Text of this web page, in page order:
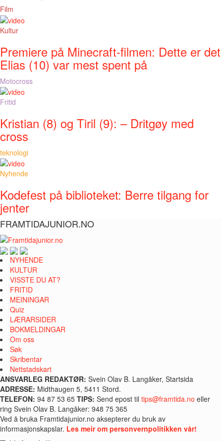
Film
Kultur
Premiere på Minecraft-filmen: Dette er det
Elias (10) var mest spent på
Motocross
Fritid
Kristian (8) og Tiril (9): – Dritgøy med
cross
teknologi
Nyhende
Kodefest på biblioteket: Berre tilgang for
jenter
FRAMTIDAJUNIOR.NO
NYHENDE
KULTUR
VISSTE DU AT?
FRITID
MEININGAR
Quiz
LÆRARSIDER
BOKMELDINGAR
Om oss
Søk
Skribentar
Nettstadskart
ANSVARLEG REDAKTØR: Svein Olav B. Langåker, Startsida
ADRESSE: Midthaugen 5, 5411 Stord.
TELEFON: 94 87 53 65 TIPS: Send epost til tips@framtida.no eller
ring Svein Olav B. Langåker: 948 75 365
Ved å bruka Framtidajunior.no aksepterer du bruk av
informasjonskapslar. Les meir om personvernpolitikken vår!